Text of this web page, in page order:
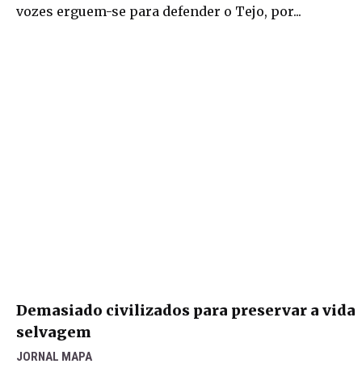
vozes erguem-se para defender o Tejo, por...
Demasiado civilizados para preservar a vida
selvagem
JORNAL MAPA